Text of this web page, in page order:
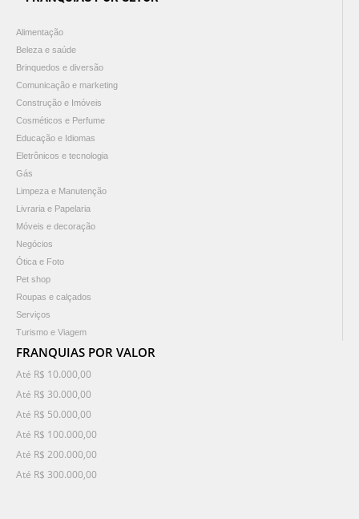
Alimentação
Beleza e saúde
Brinquedos e diversão
Comunicação e marketing
Construção e Imóveis
Cosméticos e Perfume
Educação e Idiomas
Eletrônicos e tecnologia
Gás
Limpeza e Manutenção
Livraria e Papelaria
Móveis e decoração
Negócios
Ótica e Foto
Pet shop
Roupas e calçados
Serviços
Turismo e Viagem
FRANQUIAS POR VALOR
Até R$ 10.000,00
Até R$ 30.000,00
Até R$ 50.000,00
Até R$ 100.000,00
Até R$ 200.000,00
Até R$ 300.000,00